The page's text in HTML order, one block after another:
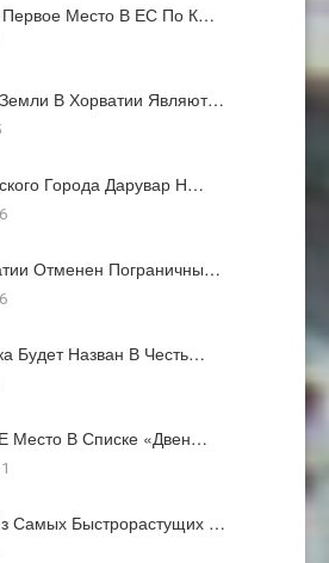
Первое Место В ЕС По К…
В Хорватии Являют…
Города Дарувар Н…
Отменен Пограничны…
Будет Назван В Честь…
Место В Списке «Двен…
Самых Быстрорастущих …